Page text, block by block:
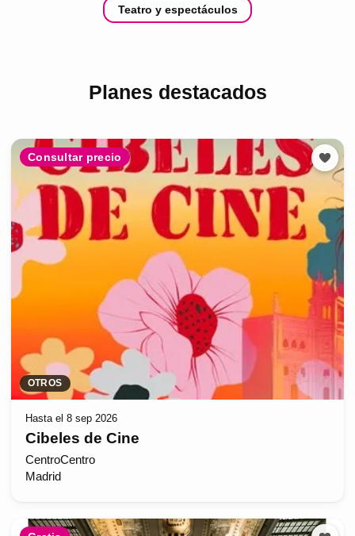
Teatro y espectáculos
Planes destacados
Consultar precio
OTROS
Hasta el 8 sep 2026
Cibeles de Cine
CentroCentro
Madrid